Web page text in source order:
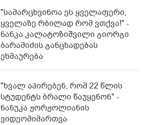
"სა­მარ­ცხვი­ნოა ეს ყვე­ლა­ფე­რი,
ყვე­ლა­ზე რბი­ლად რომ ვთქვა!" -
ნანკა კალატოზიშვილი გიორგი
ბარამიძის განცხადებას
ეხმაურება
"ხვალ აპირებენ, რომ 22 წლის
სტუდენტს ბრალი წაუყენონ" -
ნანუკა ჟორჟოლიანის
ვიდეომიმართვა